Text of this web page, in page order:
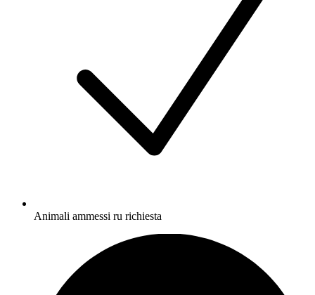
Animali ammessi ru richiesta